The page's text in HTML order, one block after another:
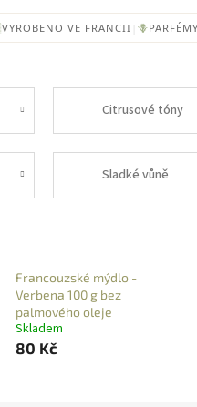
VYROBENO VE FRANCII 🪻
Citrusové tóny
Sladké vůně
Francouzské mýdlo -
Verbena 100 g bez
palmového oleje
Skladem
80 Kč